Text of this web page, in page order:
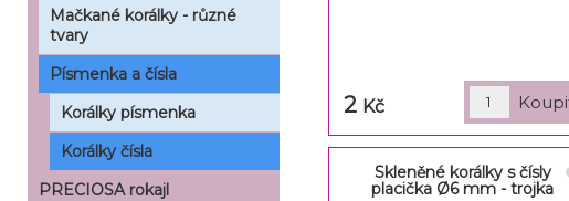
2 Kč
Skleněné korálky s čísly
placička Ø6 mm - trojka
Mačkané korálky - různé
tvary
Písmenka a čísla
Korálky písmenka
Korálky čísla
PRECIOSA rokajl